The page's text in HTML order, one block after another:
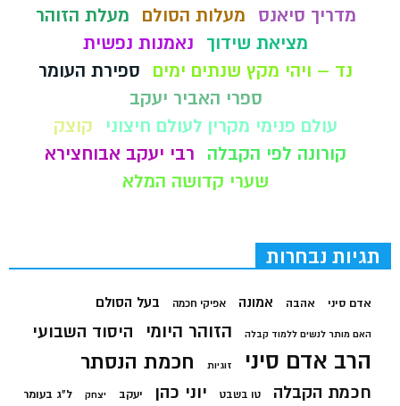
מדריך סיאנס
מעלות הסולם
מעלת הזוהר
מציאת שידוך
נאמנות נפשית
נד – ויהי מקץ שנתים ימים
ספירת העומר
ספרי האביר יעקב
עולם פנימי מקרין לעולם חיצוני
קוצק
קורונה לפי הקבלה
רבי יעקב אבוחצירא
שערי קדושה המלא
תגיות נבחרות
אדם סיני אהבה אמונה אפיקי חכמה בעל הסולם
האם מותר לנשים ללמוד קבלה הזוהר היומי היסוד השבועי
הרב אדם סיני זוגיות חכמת הנסתר
חכמת הקבלה טו בשבט יוני כהן יעקב יצחק ל"ג בעומר